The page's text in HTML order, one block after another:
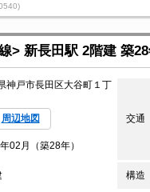
> 新長田駅 2階建 築
神戸市長田区大谷町１丁
周辺地図 交通
02月（築28年）
構造